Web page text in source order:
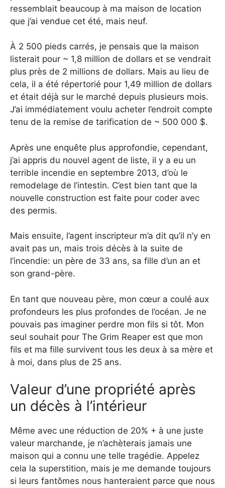
ressemblait beaucoup à ma maison de location
que j’ai vendue cet été, mais neuf.
À 2 500 pieds carrés, je pensais que la maison
listerait pour ~ 1,8 million de dollars et se vendrait
plus près de 2 millions de dollars. Mais au lieu de
cela, il a été répertorié pour 1,49 million de dollars
et était déjà sur le marché depuis plusieurs mois.
J’ai immédiatement voulu acheter l’endroit compte
tenu de la remise de tarification de ~ 500 000 $.
Après une enquête plus approfondie, cependant,
j’ai appris du nouvel agent de liste, il y a eu un
terrible incendie en septembre 2013, d’où le
remodelage de l’intestin. C’est bien tant que la
nouvelle construction est faite pour coder avec
des permis.
Mais ensuite, l’agent inscripteur m’a dit qu’il n’y en
avait pas un, mais trois décès à la suite de
l’incendie: un père de 33 ans, sa fille d’un an et
son grand-père.
En tant que nouveau père, mon cœur a coulé aux
profondeurs les plus profondes de l’océan. Je ne
pouvais pas imaginer perdre mon fils si tôt. Mon
seul souhait pour The Grim Reaper est que mon
fils et ma fille survivent tous les deux à sa mère et
à moi, dans plus de 25 ans.
Valeur d’une propriété après
un décès à l’intérieur
Même avec une réduction de 20% + à une juste
valeur marchande, je n’achèterais jamais une
maison qui a connu une telle tragédie. Appelez
cela la superstition, mais je me demande toujours
si leurs fantômes nous hanteraient parce que nous